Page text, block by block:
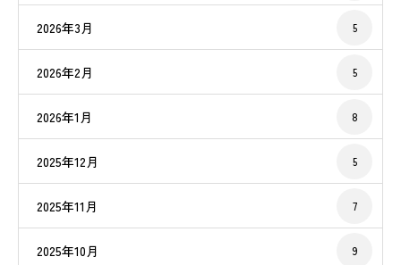
2026年3月 5
2026年2月 5
2026年1月 8
2025年12月 5
2025年11月 7
2025年10月 9